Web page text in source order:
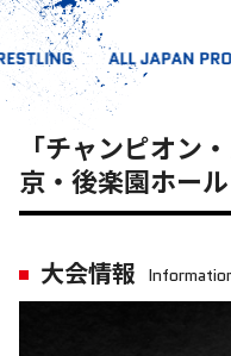
「チャンピオン
京・後楽園ホール
大会情報